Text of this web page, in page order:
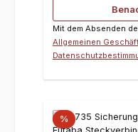
Mit dem Absenden
Allgemeinen
%